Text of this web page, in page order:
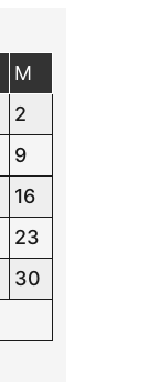
M
2
9
16
23
30